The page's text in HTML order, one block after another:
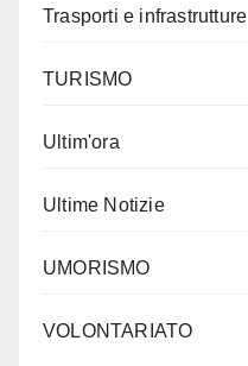
Trasporti e infrastrutture
TURISMO
Ultim'ora
Ultime Notizie
UMORISMO
VOLONTARIATO